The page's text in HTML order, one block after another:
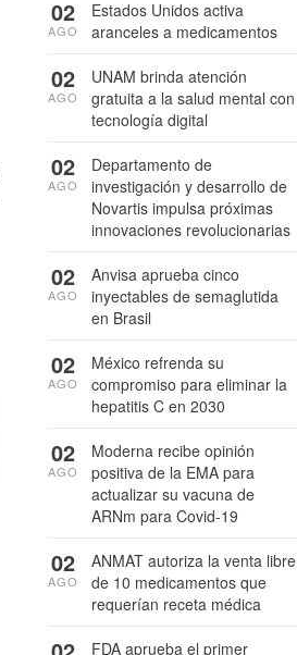
Estados Unidos activa
aranceles a medicamentos
02
AGO
UNAM brinda atención
gratuita a la salud mental con
tecnología digital
02
AGO
Departamento de
investigación y desarrollo de
Novartis impulsa próximas
innovaciones revolucionarias
02
AGO
Anvisa aprueba cinco
inyectables de semaglutida
en Brasil
02
AGO
México refrenda su
compromiso para eliminar la
hepatitis C en 2030
02
AGO
Moderna recibe opinión
positiva de la EMA para
actualizar su vacuna de
ARNm para Covid-19
02
AGO
ANMAT autoriza la venta libre
de 10 medicamentos que
requerían receta médica
02
AGO
FDA aprueba el primer